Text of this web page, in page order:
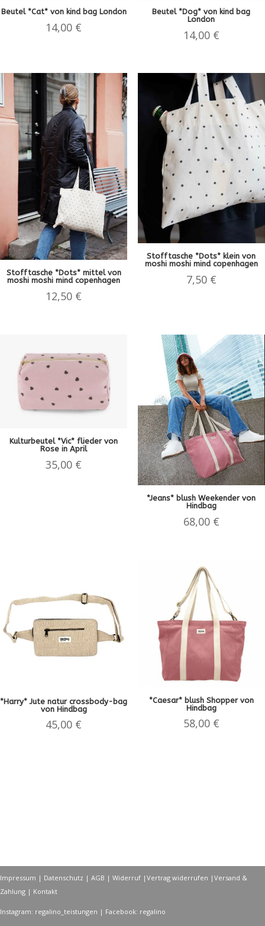
Beutel *Cat* von kind bag London
14,00 €
Beutel *Dog* von kind bag
London
14,00 €
Stofftasche *Dots* mittel von
moshi moshi mind copenhagen
12,50 €
Stofftasche *Dots* klein von
moshi moshi mind copenhagen
7,50 €
Kulturbeutel *Vic* flieder von
Rose in April
35,00 €
*Jeans* blush Weekender von
Hindbag
68,00 €
*Harry* Jute natur crossbody-bag
von Hindbag
45,00 €
*Caesar* blush Shopper von
Hindbag
58,00 €
Impressum | Datenschutz | AGB | Widerruf | Vertrag widerrufen | Versand &
Zahlung | Kontakt
Instagram: regalino_teistungen | Facebook: regalino